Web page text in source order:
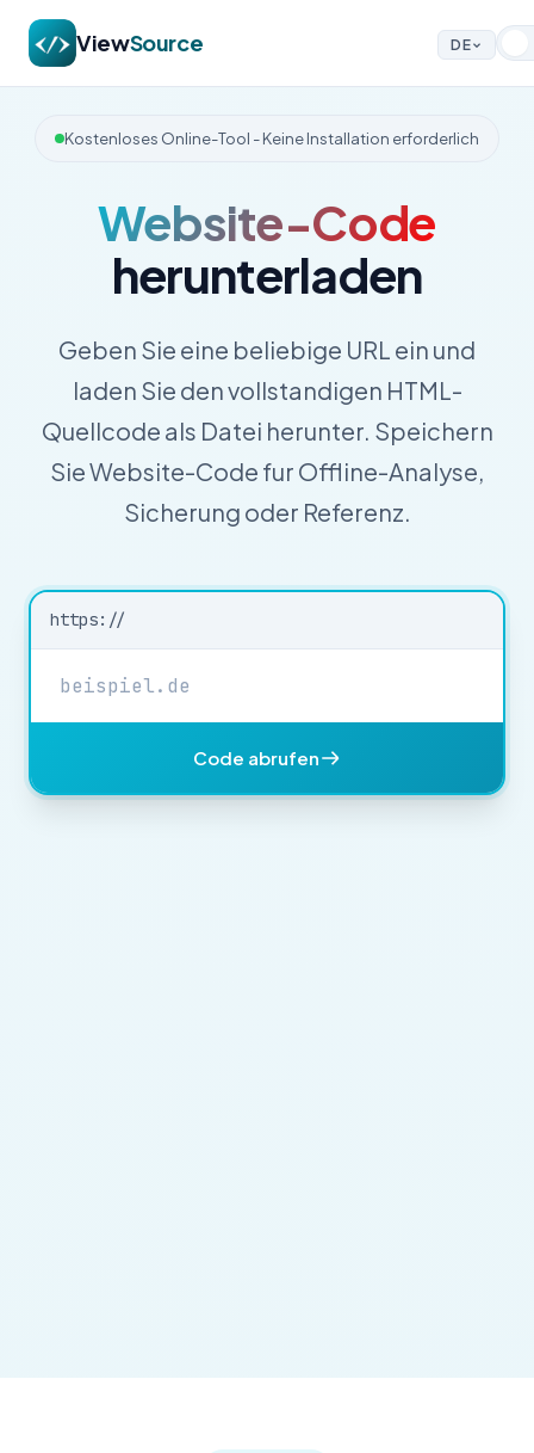
ViewSource DE
Kostenloses Online-Tool - Keine Installation erforderlich
Website-Code
herunterladen
Geben Sie eine beliebige URL ein und
laden Sie den vollstandigen HTML-
Quellcode als Datei herunter. Speichern
Sie Website-Code fur Offline-Analyse,
Sicherung oder Referenz.
https://
Code abrufen